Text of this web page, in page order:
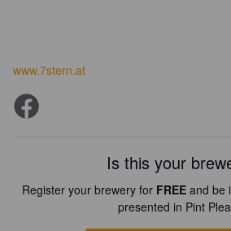
www.7stern.at
Is this your
Register your brewery for FREE and be
presented in Pint